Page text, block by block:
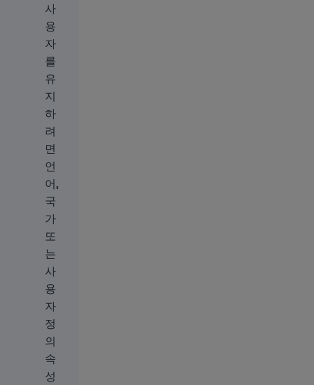
사
용
자
를
유
지
하
려
면
언
어,
국
가
또
는
사
용
자
정
의
속
성